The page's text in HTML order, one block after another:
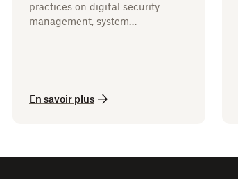
practices on digital security
management, system
En savoir plus